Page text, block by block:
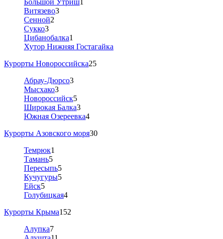
Большой Утриш1
Витязево3
Сенной2
Сукко3
Цибанобалка1
Хутор Нижняя Гостагайка
Курорты Новороссийска25
Абрау-Дюрсо3
Мысхако3
Новороссийск5
Широкая Балка3
Южная Озереевка4
Курорты Азовского моря30
Темрюк1
Тамань5
Пересыпь5
Кучугуры5
Ейск5
Голубицкая4
Курорты Крыма152
Алупка7